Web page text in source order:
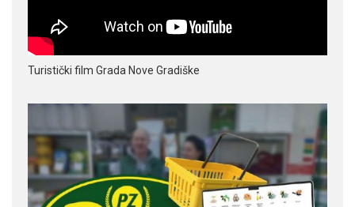
Turistički film Grada Nove Gradiške